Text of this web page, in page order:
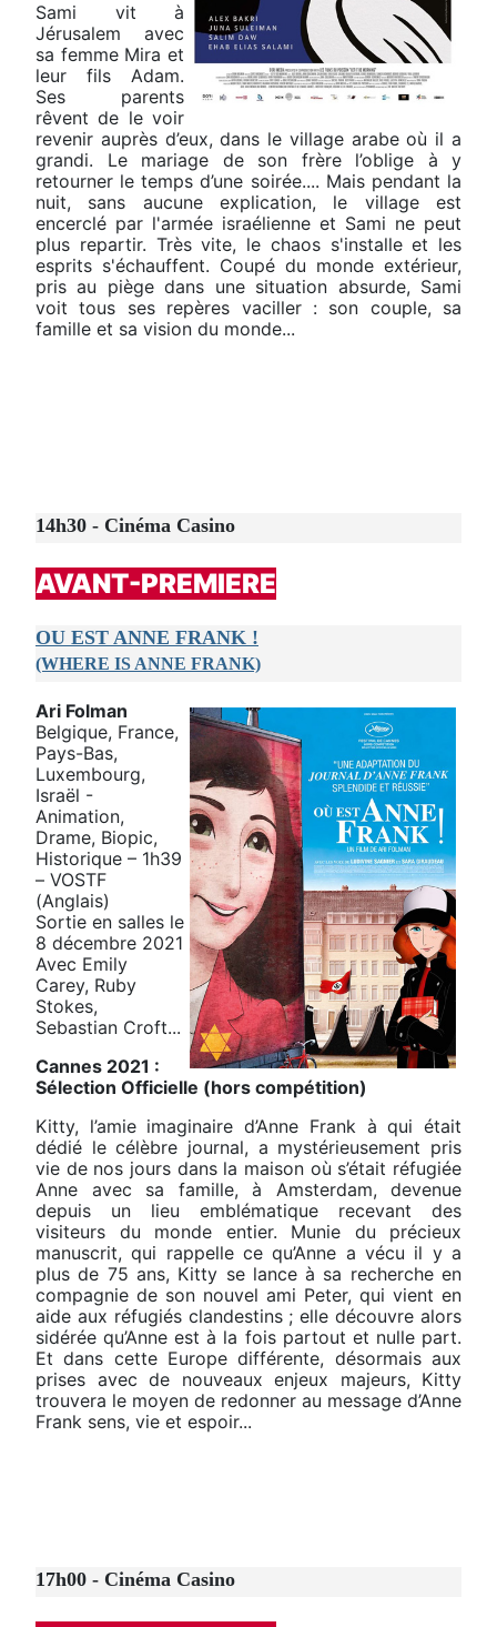
Sami vit à
Jérusalem avec
sa femme Mira et
leur fils Adam.
Ses parents
rêvent de le voir
revenir auprès d’eux, dans le village arabe où il a
grandi. Le mariage de son frère l’oblige à y
retourner le temps d’une soirée.... Mais pendant la
nuit, sans aucune explication, le village est
encerclé par l'armée israélienne et Sami ne peut
plus repartir. Très vite, le chaos s'installe et les
esprits s'échauffent. Coupé du monde extérieur,
pris au piège dans une situation absurde, Sami
voit tous ses repères vaciller : son couple, sa
famille et sa vision du monde...
14h30 - Cinéma Casino
AVANT-PREMIERE
OU EST ANNE FRANK !
(WHERE IS ANNE FRANK)
Ari Folman
Belgique, France,
Pays-Bas,
Luxembourg,
Israël -
Animation,
Drame, Biopic,
Historique – 1h39
– VOSTF
(Anglais)
Sortie en salles le
8 décembre 2021
Avec Emily
Carey, Ruby
Stokes,
Sebastian Croft...
Cannes 2021 :
Sélection Officielle (hors compétition)
Kitty, l’amie imaginaire d’Anne Frank à qui était
dédié le célèbre journal, a mystérieusement pris
vie de nos jours dans la maison où s’était réfugiée
Anne avec sa famille, à Amsterdam, devenue
depuis un lieu emblématique recevant des
visiteurs du monde entier. Munie du précieux
manuscrit, qui rappelle ce qu’Anne a vécu il y a
plus de 75 ans, Kitty se lance à sa recherche en
compagnie de son nouvel ami Peter, qui vient en
aide aux réfugiés clandestins ; elle découvre alors
sidérée qu’Anne est à la fois partout et nulle part.
Et dans cette Europe différente, désormais aux
prises avec de nouveaux enjeux majeurs, Kitty
trouvera le moyen de redonner au message d’Anne
Frank sens, vie et espoir...
17h00 - Cinéma Casino